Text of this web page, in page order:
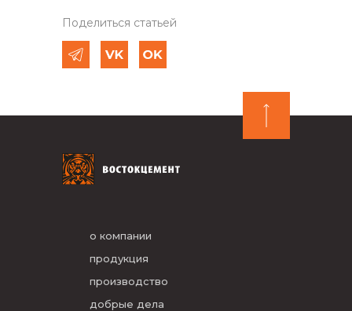
Поделиться статьей
о компании
продукция
производство
добрые дела